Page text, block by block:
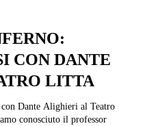
CON DANTE
LITTA
Dante Alighieri al Teatro
conosciuto il professor